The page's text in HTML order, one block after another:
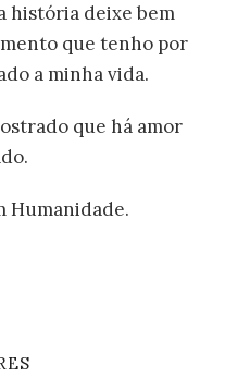
história deixe bem
que tenho por
a minha vida.
que há amor
Humanidade.